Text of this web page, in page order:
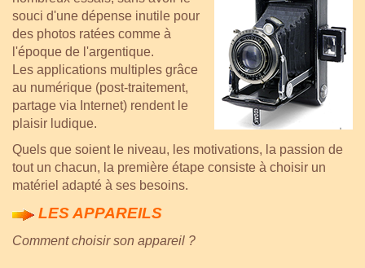
souci d'une dépense inutile pour
des photos ratées comme à
l'époque de l'argentique.
Les applications multiples grâce
au numérique (post-traitement,
partage via Internet) rendent le
plaisir ludique.
Quels que soient le niveau, les motivations, la passion de
tout un chacun, la première étape consiste à choisir un
matériel adapté à ses besoins.
LES APPAREILS
Comment choisir son appareil ?